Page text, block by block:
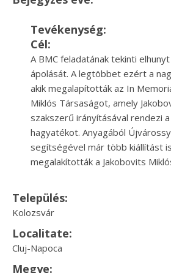
Tevékenység:
Cél:
A BMC feladatának tekinti
ápolását. A legtöbbet ezért a
akik megalapították az In
Miklós Társaságot, amely
szakszerű irányításával rendezi
hagyatékot. Anyagából
segítségével már több kiállítást
megalakították a Jakobovits
Település:
Kolozsvár
Localitate:
Cluj-Napoca
Megye: